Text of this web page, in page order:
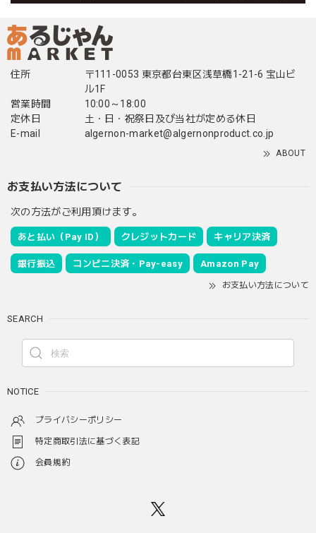
住所
〒111-0053 東京都台東区浅草橋1-21-6 宝山ビ
ル1F
営業時間
10:00～18:00
定休日
土・日・祝祭日及び当社が定める休日
E-mail
algernon-market@algernonproduct.co.jp
ABOUT
お支払い方法について
次の方法がご利用頂けます。
あと払い（Pay ID） クレジットカード キャリア決済
銀行振込 コンビニ決済・Pay-easy Amazon Pay
お支払い方法について
SEARCH
NOTICE
プライバシーポリシー
特定商取引法に基づく表記
会員規約